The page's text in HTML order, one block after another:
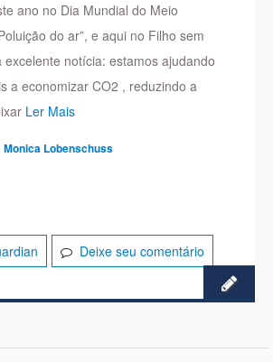
ano no Dia Mundial do Meio
do ar”, e aqui no Filho sem
excelente notícia: estamos ajudando
a economizar CO2 , reduzindo a
Ler Mais
Monica Lobenschuss
Deixe seu comentário